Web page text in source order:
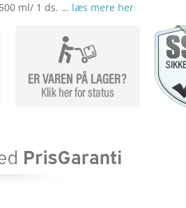
ml/ 1 ds. … læs mere her